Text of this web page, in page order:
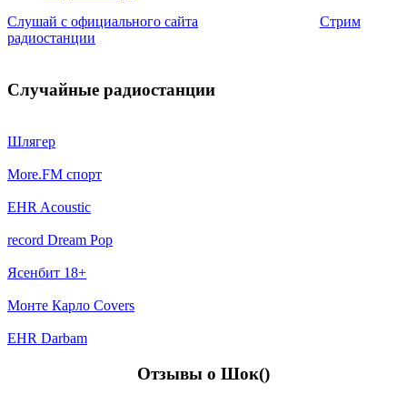
Слушай с официального сайта
Стрим
радиостанции
Случайные радиостанции
Шлягер
More.FM спорт
EHR Acoustic
record Dream Pop
Ясенбит 18+
Монте Карло Covers
EHR Darbam
Отзывы о Шок()